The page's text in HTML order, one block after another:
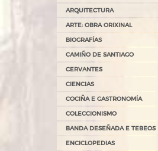
ARQUITECTURA
ARTE: OBRA ORIXINAL
BIOGRAFÍAS
CAMIÑO DE SANTIAGO
CERVANTES
CIENCIAS
COCIÑA E GASTRONOMÍA
COLECCIONISMO
BANDA DESEÑADA E TEBEOS
ENCICLOPEDIAS